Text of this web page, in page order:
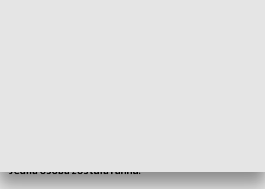
Jedna osoba została ranna.